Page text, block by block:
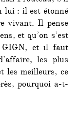
lui : il est étonné
vivant. Il pense
et qu’on s’est
GIGN, et il faut
les plus
les meilleurs, ce
pourquoi a-t-